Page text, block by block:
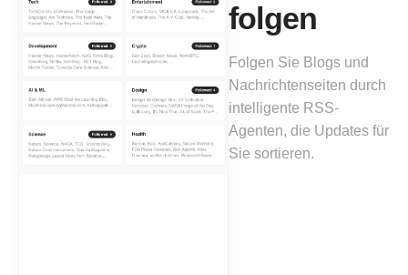
folgen
Folgen Sie Blogs und
Nachrichtenseiten durch
intelligente RSS-
Agenten, die Updates für
Sie sortieren.